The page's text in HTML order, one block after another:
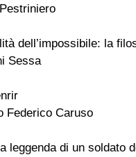
dell’impossibile: la
Sessa
Federico Caruso
leggenda di un soldato